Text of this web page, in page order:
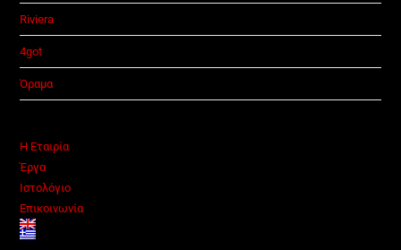
Riviera
4got
Όραμα
Η Εταιρία
Έργα
Ιστολόγιο
Επικοινωνία